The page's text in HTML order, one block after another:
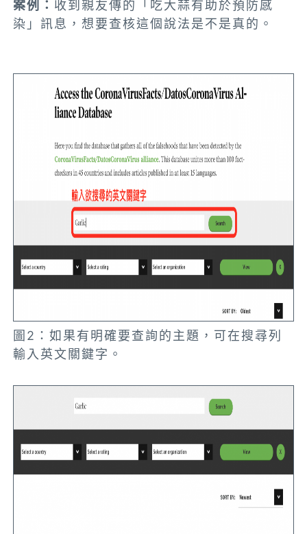
案例： 收到親友傳的「吃大蒜有助於預防感
染」訊息，想要查核這個說法是不是真的。
圖2：如果有明確要查詢的主題，可在搜尋列
輸入英文關鍵字。